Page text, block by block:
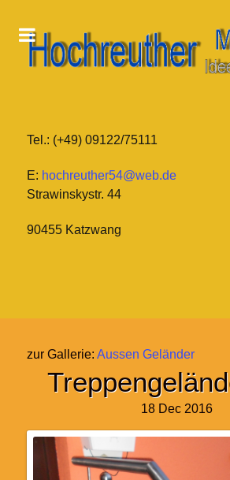
Tel.: (+49) 09122/75111
E: hochreuther54@web.de
Strawinskystr. 44
90455 Katzwang
zur Gallerie: Aussen Geländer
18 Dec 2016